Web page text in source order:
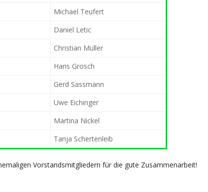
Michael Teufert
Daniel Letic
Christian Müller
Hans Grosch
Gerd Sassmann
Uwe Eichinger
Martina Nickel
Tanja Schertenleib
Vorstandsmitgliedern für die gute Zusammenarbeit!